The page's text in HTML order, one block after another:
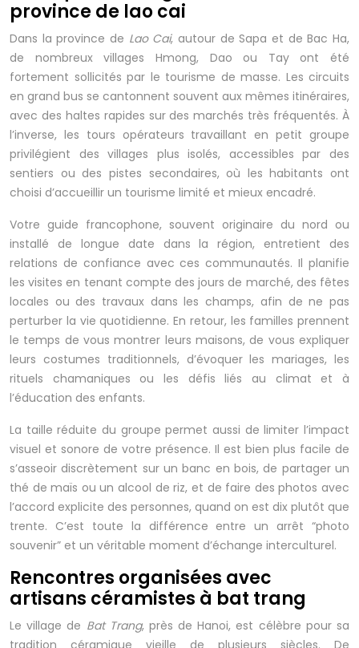
province de lao cai
Dans la province de Lao Cai, autour de Sapa et de Bac Ha,
de nombreux villages Hmong, Dao ou Tay ont été
fortement sollicités par le tourisme de masse. Les circuits
en grand bus se cantonnent souvent aux mêmes itinéraires,
avec des haltes rapides sur des marchés très fréquentés. À
l’inverse, les tours opérateurs travaillant en petit groupe
privilégient des villages plus isolés, accessibles par des
sentiers ou des pistes secondaires, où les habitants ont
choisi d’accueillir un tourisme limité et mieux encadré.
Votre guide francophone, souvent originaire du nord ou
installé de longue date dans la région, entretient des
relations de confiance avec ces communautés. Il planifie
les visites en tenant compte des jours de marché, des fêtes
locales ou des travaux dans les champs, afin de ne pas
perturber la vie quotidienne. En retour, les familles prennent
le temps de vous montrer leurs maisons, de vous expliquer
leurs costumes traditionnels, d’évoquer les mariages, les
rituels chamaniques ou les défis liés au climat et à
l’éducation des enfants.
La taille réduite du groupe permet aussi de limiter l’impact
visuel et sonore de votre présence. Il est bien plus facile de
s’asseoir discrètement sur un banc en bois, de partager un
thé de maïs ou un alcool de riz, et de faire des photos avec
l’accord explicite des personnes, quand on est dix plutôt que
trente. C’est toute la différence entre un arrêt “photo
souvenir” et un véritable moment d’échange interculturel.
Rencontres organisées avec
artisans céramistes à bat trang
Le village de Bat Trang, près de Hanoi, est célèbre pour sa
tradition céramique vieille de plusieurs siècles. De